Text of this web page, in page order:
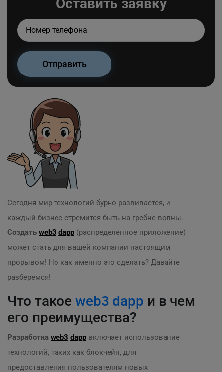
Оставить заявку
Сегодня мир технологий бурно развивается, и
каждый бизнес стремится быть на гребне волны.
Создать web3 dapp (распределенное приложение)
может стать для вашей компании настоящим
прорывом! Но как именно это сделать? Давайте
разберемся!
Что такое web3 dapp и в чем
его преимущества?
Разработка web3 dapp включает использование
технологий, таких как блокчейн, для
предоставления пользователям новых